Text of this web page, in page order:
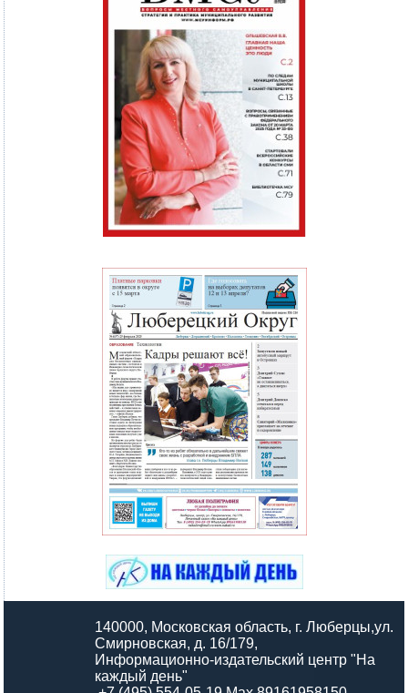
140000, Московская область, г. Люберцы,ул.
Смирновская, д. 16/179,
Информационно-издательский центр "На
каждый день"